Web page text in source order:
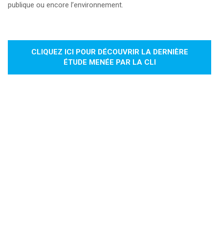
publique ou encore l’environnement.
CLIQUEZ ICI POUR DÉCOUVRIR LA DERNIÈRE
ÉTUDE MENÉE PAR LA CLI